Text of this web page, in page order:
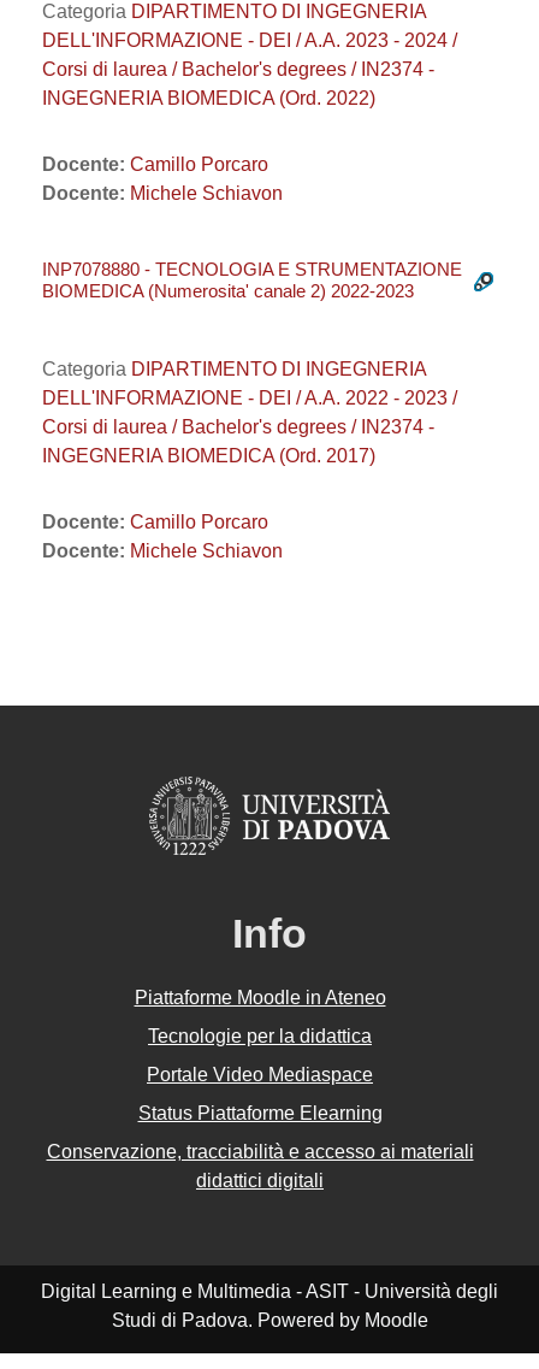
Categoria DIPARTIMENTO DI INGEGNERIA
DELL'INFORMAZIONE - DEI / A.A. 2023 - 2024 /
Corsi di laurea / Bachelor's degrees / IN2374 -
INGEGNERIA BIOMEDICA (Ord. 2022)
Docente: Camillo Porcaro
Docente: Michele Schiavon
INP7078880 - TECNOLOGIA E STRUMENTAZIONE
BIOMEDICA (Numerosita' canale 2) 2022-2023
Categoria DIPARTIMENTO DI INGEGNERIA
DELL'INFORMAZIONE - DEI / A.A. 2022 - 2023 /
Corsi di laurea / Bachelor's degrees / IN2374 -
INGEGNERIA BIOMEDICA (Ord. 2017)
Docente: Camillo Porcaro
Docente: Michele Schiavon
Info
Piattaforme Moodle in Ateneo
Tecnologie per la didattica
Portale Video Mediaspace
Status Piattaforme Elearning
Conservazione, tracciabilità e accesso ai materiali
didattici digitali
Digital Learning e Multimedia - ASIT - Università degli
Studi di Padova. Powered by Moodle